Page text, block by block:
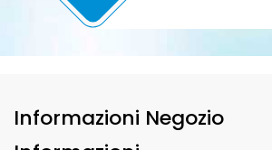
Informazioni Negozio